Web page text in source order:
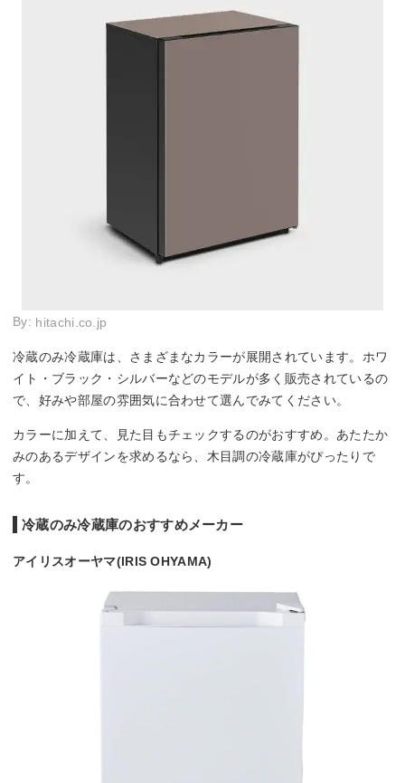
By: hitachi.co.jp
冷蔵のみ冷蔵庫は、さまざまなカラーが展開されています。ホワ
イト・ブラック・シルバーなどのモデルが多く販売されているの
で、好みや部屋の雰囲気に合わせて選んでみてください。
カラーに加えて、見た目もチェックするのがおすすめ。あたたか
みのあるデザインを求めるなら、木目調の冷蔵庫がぴったりで
す。
冷蔵のみ冷蔵庫のおすすめメーカー
アイリスオーヤマ(IRIS OHYAMA)